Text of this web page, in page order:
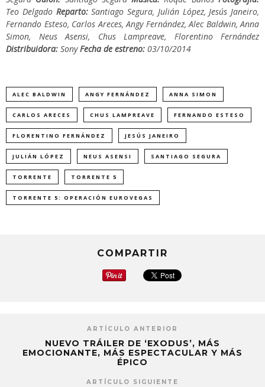
Teo Delgado Reparto:Santiago Segura, Julián López, Jesús Janeiro,
Fernando Esteso, Carlos Areces, Angy Fernández, Alec Baldwin, Anna
Simon, Neus Asensi, Chus Lampreave, Florentino Fernández
Distribuidora: SonyFecha de estreno: 03/10/2014
ALEC BALDWIN ANGY FERNÁNDEZ ANNA SIMON
CARLOS ARECES CHUS LAMPREAVE FERNANDO ESTESO
FLORENTINO FERNÁNDEZ JESÚS JANEIRO
JULIÁN LÓPEZ NEUS ASENSI SANTIAGO SEGURA
TORRENTE TORRENTE 5
TORRENTE 5: OPERACIÓN EUROVEGAS
COMPARTIR
ARTÍCULO ANTERIOR
NUEVO TRÁILER DE ‘EXODUS’, MÁS
EMOCIONANTE, MÁS ESPECTACULAR Y MÁS
ÉPICO
ARTÍCULO SIGUIENTE